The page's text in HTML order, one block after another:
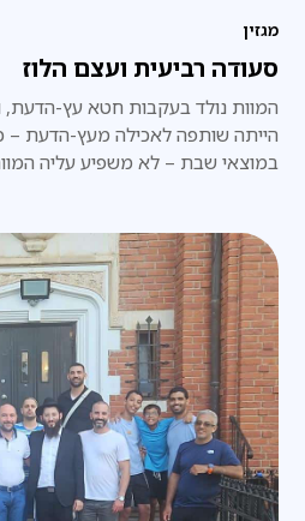
מגזין
סעודה רביעית ועצם הלוז
המוות נולד בעקבות חטא עץ-הדעת,
הייתה שותפה לאכילה מעץ-הדעת –
במוצאי שבת – לא משפיע עליה